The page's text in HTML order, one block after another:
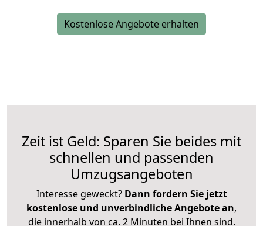
Kostenlose Angebote erhalten
Zeit ist Geld: Sparen Sie beides mit
schnellen und passenden
Umzugsangeboten
Interesse geweckt? Dann fordern Sie jetzt
kostenlose und unverbindliche Angebote an,
die innerhalb von ca. 2 Minuten bei Ihnen sind.